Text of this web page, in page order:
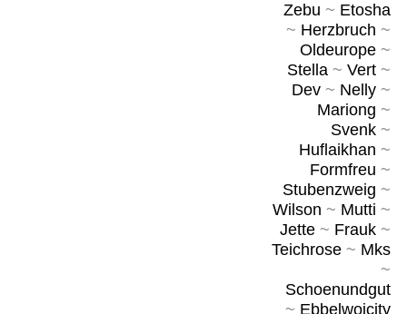
Zebu ~ Etosha
~ Herzbruch ~
Oldeurope~
Stella~ Vert~
Dev~ Nelly~
Mariong ~
Svenk~
Huflaikhan ~
Formfreu ~
Stubenzweig ~
Wilson ~ Mutti ~
Jette~ Frauk~
Teichrose~ Mks
~
Schoenundgut
~ Ebbelwoicity